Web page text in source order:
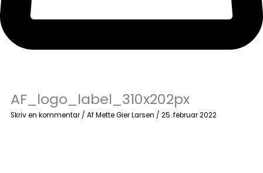
AF_logo_label_310x202px
Skriv en kommentar / AfMette Gier Larsen /25. februar 2022